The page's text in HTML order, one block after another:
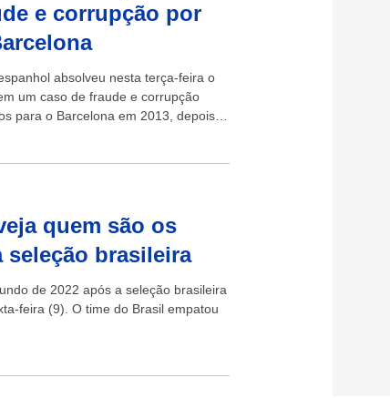
e corrupção por
absolveu nesta terça-feira o
um caso de fraude e corrupção
para o Barcelona em 2013, depois
quem são os
seleção brasileira
de 2022 após a seleção brasileira
feira (9). O time do Brasil empatou